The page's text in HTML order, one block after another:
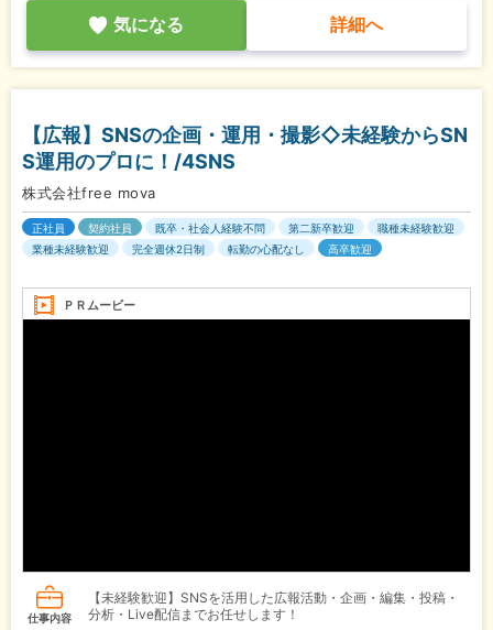
気になる 詳細へ
【広報】SNSの企画・運用・撮影◇未経験からSN
S運用のプロに！/4SNS
株式会社free mova
正社員 契約社員 既卒・社会人経験不問 第二新卒歓迎
職種未経験歓迎
業種未経験歓迎
完全週休2日制 転勤の心配なし 高卒歓迎
ＰＲムービー
仕事内容
【未経験歓迎】SNSを活用した広報活動・企画・編集・投稿・
分析・Live配信までお任せします！